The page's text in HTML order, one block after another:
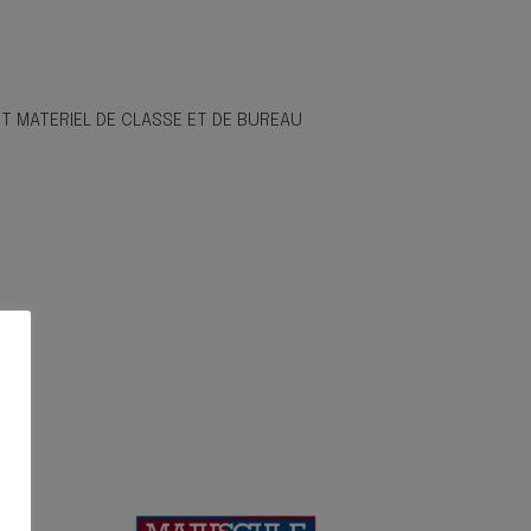
MATERIEL DE CLASSE ET DE BUREAU